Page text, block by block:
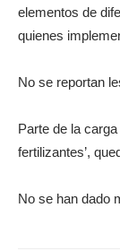
elementos de
quienes
No se reportan
Parte de la
fertilizantes’,
No se han dado